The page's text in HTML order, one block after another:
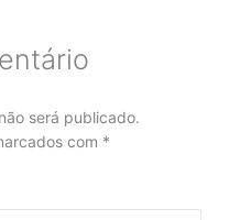
será publicado.
com *